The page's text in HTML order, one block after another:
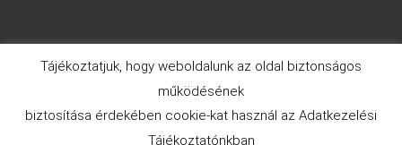
Tájékoztatjuk, hogy weboldalunk az oldal biztonságos
működésének
biztosítása érdekében cookie-kat használ az Adatkezelési
Tájékoztatónkban